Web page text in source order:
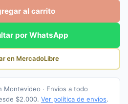
al carrito
por WhatsApp
en MercadoLibre
Montevideo · Envíos a todo
$2.000. Ver política de envíos.